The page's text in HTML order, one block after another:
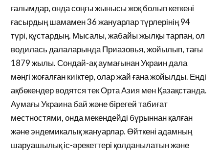
ғалымдар, онда соңғы жынысы жоқ болып кеткені
ғасырдың шамамен 36 жануарлар түрлерінің 94
түрі, құстардың. Мысалы, жабайы жылқы тарпан, ол
водилась далаларында Приазовья, жойылып, тағы
1879 жылы. Сондай-ақ аумағынан Украин дала
мәңгі жоғалған киіктер, олар жай ғана жойылды. Енді
ақбөкендер водятся тек Орта Азия мен Қазақстанда.
Аумағы Украина бай және бірегей табиғат
местностями, онда мекендейді бұрыннан қалған
және эндемикалық жануарлар. Өйткені адамның
шаруашылық іс-әрекеттері қолданылатын және